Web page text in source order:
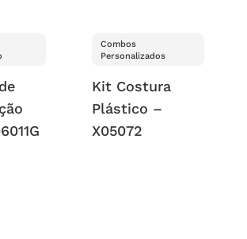
Combos
Personalizados
Kit Costura
Plástico –
X05072